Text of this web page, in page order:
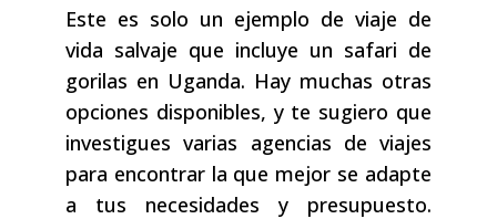
Este es solo un ejemplo de viaje de
vida salvaje que incluye un safari de
gorilas en Uganda. Hay muchas otras
opciones disponibles, y te sugiero que
investigues varias agencias de viajes
para encontrar la que mejor se adapte
a tus necesidades y presupuesto.